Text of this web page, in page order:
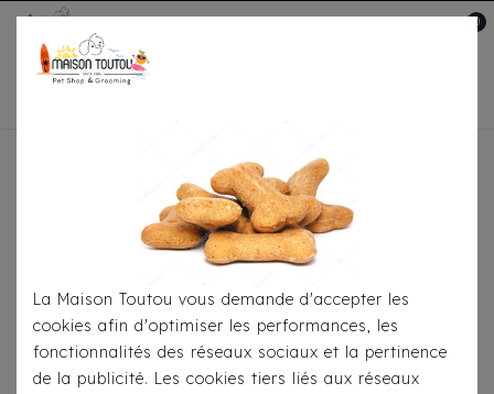
0
Toutou® Handmade
Le Canapé, Le
Panier, La Corbeille
Corbeille Dôme Pilou Gris
La Maison Toutou vous demande d'accepter les
cookies afin d'optimiser les performances, les
fonctionnalités des réseaux sociaux et la pertinence
de la publicité. Les cookies tiers liés aux réseaux